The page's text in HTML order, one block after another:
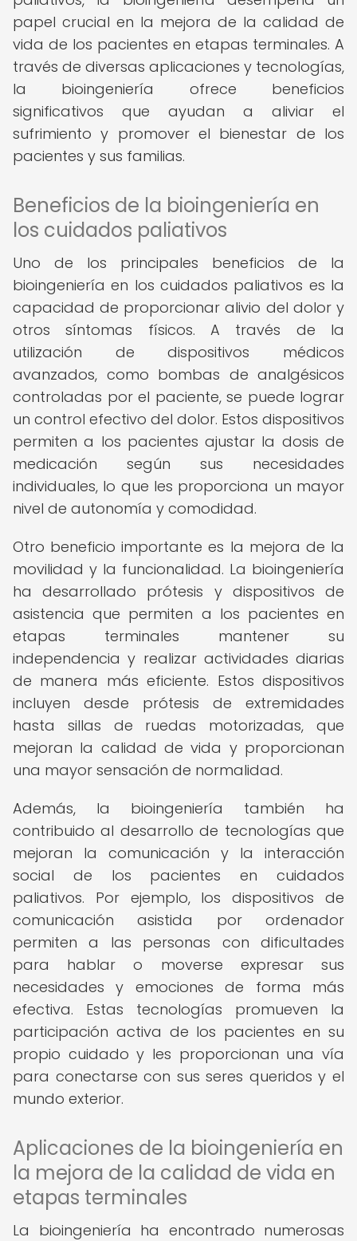
papel crucial en la mejora de la calidad de
vida de los pacientes en etapas terminales. A
través de diversas aplicaciones y tecnologías,
la bioingeniería ofrece beneficios
significativos que ayudan a aliviar el
sufrimiento y promover el bienestar de los
pacientes y sus familias.
Beneficios de la bioingeniería en
los cuidados paliativos
Uno de los principales beneficios de la
bioingeniería en los cuidados paliativos es la
capacidad de proporcionar alivio del dolor y
otros síntomas físicos. A través de la
utilización de dispositivos médicos
avanzados, como bombas de analgésicos
controladas por el paciente, se puede lograr
un control efectivo del dolor. Estos dispositivos
permiten a los pacientes ajustar la dosis de
medicación según sus necesidades
individuales, lo que les proporciona un mayor
nivel de autonomía y comodidad.
Otro beneficio importante es la mejora de la
movilidad y la funcionalidad. La bioingeniería
ha desarrollado prótesis y dispositivos de
asistencia que permiten a los pacientes en
etapas terminales mantener su
independencia y realizar actividades diarias
de manera más eficiente. Estos dispositivos
incluyen desde prótesis de extremidades
hasta sillas de ruedas motorizadas, que
mejoran la calidad de vida y proporcionan
una mayor sensación de normalidad.
Además, la bioingeniería también ha
contribuido al desarrollo de tecnologías que
mejoran la comunicación y la interacción
social de los pacientes en cuidados
paliativos. Por ejemplo, los dispositivos de
comunicación asistida por ordenador
permiten a las personas con dificultades
para hablar o moverse expresar sus
necesidades y emociones de forma más
efectiva. Estas tecnologías promueven la
participación activa de los pacientes en su
propio cuidado y les proporcionan una vía
para conectarse con sus seres queridos y el
mundo exterior.
Aplicaciones de la bioingeniería en
la mejora de la calidad de vida en
etapas terminales
La bioingeniería ha encontrado numerosas